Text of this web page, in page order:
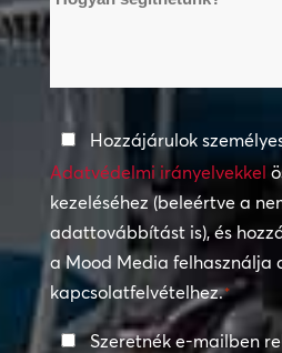
segíthetünk?
Adatvédelmi
irányelvek
*
Hozzájárulok
Adatvédelmi irányelvekkel
kezeléséhez (beleértve a
adattovábbítást is), és
a Mood Media felhasználja
kapcsolatfelvételhez.*
TartsaSzeretnék e-mailben